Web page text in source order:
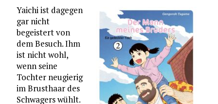
Yaichi ist dagegen
gar nicht
begeistert von
dem Besuch. Ihm
ist nicht wohl,
wenn seine
Tochter neugierig
im Brusthaar des
Schwagers wühlt.